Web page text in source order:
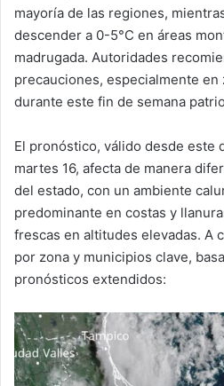
mayoría de las regiones,
descender a 0-5°C en áreas
madrugada. Autoridades
precauciones, especialmente en
durante este fin de semana
El pronóstico, válido desde este
martes 16, afecta de manera
del estado, con un ambiente
predominante en costas y
frescas en altitudes elevadas. A
por zona y municipios clave,
pronósticos extendidos: